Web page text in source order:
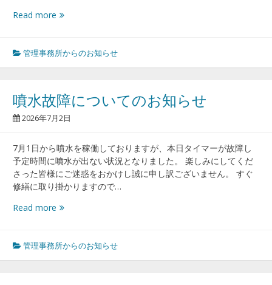
Read more 噴
き
ま
た！
管理事務所からのお知らせ
噴水故障についてのお知らせ
2026年7月2日
7月1日から噴水を稼働しておりますが、本日タイマーが故障し
予定時間に噴水が出ない状況となりました。 楽しみにしてくだ
さった皆様にご迷惑をおかけし誠に申し訳ございません。 すぐ
修繕に取り掛かりますので…
Read more 噴
障
に
管理事務所からのお知らせ